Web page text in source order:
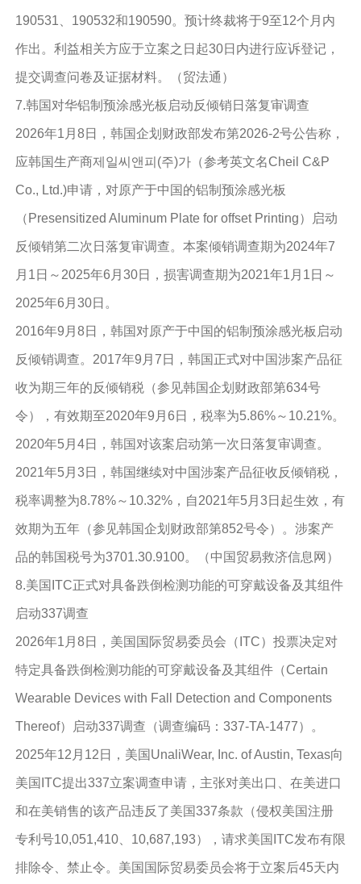
190531、190532和190590。预计终裁将于9至12个月内
作出。利益相关方应于立案之日起30日内进行应诉登记，
提交调查问卷及证据材料。（贸法通）
7.韩国对华铝制预涂感光板启动反倾销日落复审调查
2026年1月8日，韩国企划财政部发布第2026-2号公告称，
应韩国生产商제일씨앤피(주)가（参考英文名Cheil C&P
Co., Ltd.)申请，对原产于中国的铝制预涂感光板
（Presensitized Aluminum Plate for offset Printing）启动
反倾销第二次日落复审调查。本案倾销调查期为2024年7
月1日～2025年6月30日，损害调查期为2021年1月1日～
2025年6月30日。
2016年9月8日，韩国对原产于中国的铝制预涂感光板启动
反倾销调查。2017年9月7日，韩国正式对中国涉案产品征
收为期三年的反倾销税（参见韩国企划财政部第634号
令），有效期至2020年9月6日，税率为5.86%～10.21%。
2020年5月4日，韩国对该案启动第一次日落复审调查。
2021年5月3日，韩国继续对中国涉案产品征收反倾销税，
税率调整为8.78%～10.32%，自2021年5月3日起生效，有
效期为五年（参见韩国企划财政部第852号令）。涉案产
品的韩国税号为3701.30.9100。（中国贸易救济信息网）
8.美国ITC正式对具备跌倒检测功能的可穿戴设备及其组件
启动337调查
2026年1月8日，美国国际贸易委员会（ITC）投票决定对
特定具备跌倒检测功能的可穿戴设备及其组件（Certain
Wearable Devices with Fall Detection and Components
Thereof）启动337调查（调查编码：337-TA-1477）。
2025年12月12日，美国UnaliWear, Inc. of Austin, Texas向
美国ITC提出337立案调查申请，主张对美出口、在美进口
和在美销售的该产品违反了美国337条款（侵权美国注册
专利号10,051,410、10,687,193），请求美国ITC发布有限
排除令、禁止令。美国国际贸易委员会将于立案后45天内